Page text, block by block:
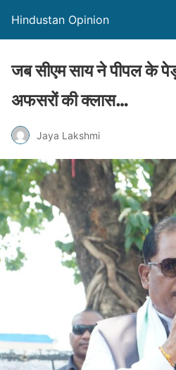
Hindustan Opinion
जब सीएम साय ने पीपल के
अफसरों की क्लास…
Jaya Lakshmi